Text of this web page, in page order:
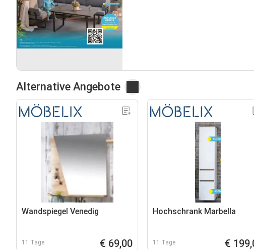
Alternative Angebote
Wandspiegel Venedig
11 Tage € 69,00
Hochschrank Marbella
11 Tage €